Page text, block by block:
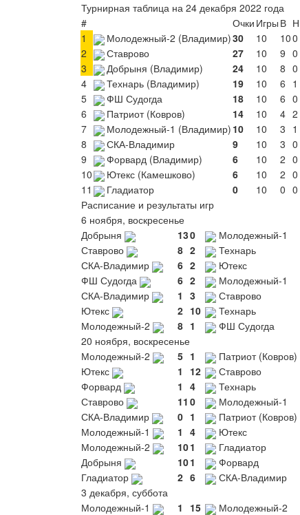
Турнирная таблица на 24 декабря 2022 года
#
Очки Игры В Н
1
Молодежный-2 (Владимир)30 10 100
2
Ставрово 27 10 9 0
3
Добрыня (Владимир) 24 10 8 0
4
Технарь (Владимир) 19 10 6 1
5
ФШ Судогда 18 10 6 0
6
Патриот (Ковров) 14 10 4 2
7
Молодежный-1 (Владимир) 10 10 3 1
8
СКА-Владимир 9 10 3 0
9
Форвард (Владимир) 6 10 2 0
10
Ютекс (Камешково) 6 10 2 0
11
Гладиатор 0 10 0 0
Расписание и результаты игр
6 ноября, воскресенье
Добрыня
130 Молодежный-1
Ставрово
8 2 Технарь
СКА-Владимир
6 2 Ютекс
ФШ Судогда
6 2 Молодежный-1
СКА-Владимир
1 3 Ставрово
Ютекс
2 10 Технарь
Молодежный-2
8 1 ФШ Судогда
20 ноября, воскресенье
Молодежный-2
5 1 Патриот (Ковров)
Ютекс
1 12 Ставрово
Форвард
1 4 Технарь
Ставрово
11 0 Молодежный-1
СКА-Владимир
0 1 Патриот (Ковров)
Молодежный-1
1 4 Ютекс
Молодежный-2
101 Гладиатор
Добрыня
101 Форвард
Гладиатор
2 6 СКА-Владимир
3 декабря, суббота
Молодежный-1
1 15 Молодежный-2